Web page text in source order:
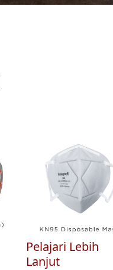
Pelajari Lebih
Lanjut